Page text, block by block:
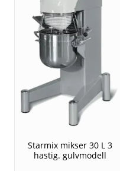
Starmix mikser 30 L 3
hastig. gulvmodell